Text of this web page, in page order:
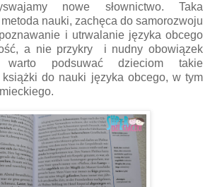
nowe słownictwo. Taka
nauki, zachęca do samorozwoju
i utrwalanie języka obcego
a nie przykry i nudny obowiązek
warto podsuwać dzieciom takie
do nauki języka obcego, w tym